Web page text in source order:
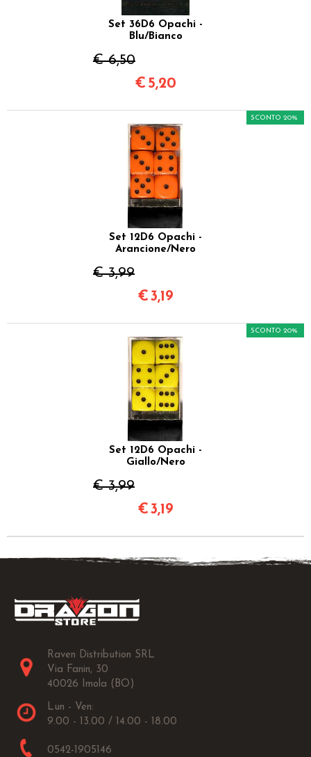
Set 36D6 Opachi -
Blu/Bianco
€ 6,50
€ 5,20
Set 12D6 Opachi -
Arancione/Nero
€ 3,99
SCONTO 20%
€3,19
Set 12D6 Opachi -
Giallo/Nero
€ 3,99
SCONTO 20%
€3,19
Raven Distribution SRL
Via Fanin, 30
40026 Imola (BO)
Lun - Ven:
9.00 - 13.00 / 14.00 - 18.00
0542-1905146